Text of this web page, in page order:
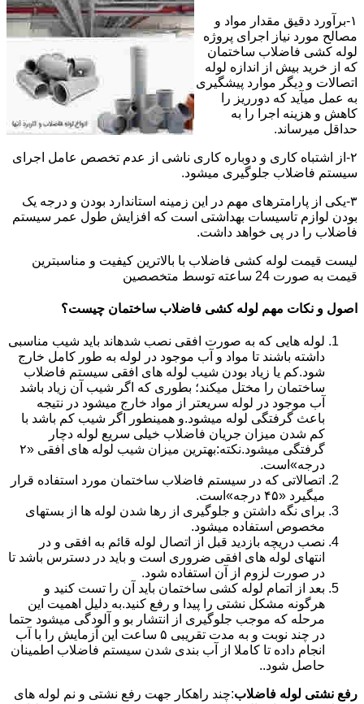
۱-برآورد دقیق مقدار مواد و
مصالح مورد نیاز اجرای پروژه
لوله کشی فاضلاب ساختمان
که از خرید بیش از اندازه لوله
اتصالات و دیگر موارد پیشگیری
به عمل میآید که دورریز را
کاهش و هزینه اجرا را به
حداقل میرساند.
۲-از اشتباه کاری و دوباره کاری ناشی از عدم تخصص عامل اجرای
سیستم فاضلاب جلوگیری میشود.
۳-یکی از پارامترهای مهم در این زمینه استاندارد بودن و درجه یک
بودن لوازم تاسیسات بهداشتی است که افزایش طول عمر سیستم
فاضلاب را در پی خواهد داشت.
لیست قیمت لوله کشی فاضلاب با بالاترین کیفیت و مناسبترین
قیمت به صورت 24 ساعته توسط متخصصین
اصول و نکات مهم لوله کشی فاضلاب ساختمان چیست؟
لوله هایی که به صورت افقی نصب شدهاند باید شیب مناسبی
داشته باشند تا مواد و آب موجود در لوله به طور کامل خارج
شود.کم یا زیاد بودن شیب لوله های افقی سیستم فاضلاب
ساختمان را مختل میکند؛ بطوری که اگر شیب آن زیاد باشد
آب موجود در لوله سریعتر از مواد خارج میشود در نتیجه
باعث گرفتگی لوله میشود.و همینطور اگر شیب کم باشد با
کم شدن میزان جریان فاضلاب خیلی سریع لوله دچار
گرفتگی میشود.نکته:بهترین میزان شیب لوله های افقی «۲
درجه»است.
اتصالاتی که در سیستم فاضلاب ساختمان مورد استفاده قرار
میگیرد «۴۵ درجه»است.
برای نگه داشتن و جلوگیری از رها شدن لوله ها از بستهای
مخصوص استفاده میشود.
نصب دریچه بازدید قبل از اتصال لوله قائم به افقی و در
انتهای لوله های افقی ضروری است و باید در دسترس باشد تا
در صورت لزوم از آن استفاده شود.
بعد از اتمام لوله کشی ساختمان باید آن را تست کنید و
هرگونه مشکل نشتی را پیدا و رفع کنید.به دلیل اهمیت این
مرحله که موجب جلوگیری از انتشار بو و آلودگی میشود حتما
در چند نوبت و به مدت تقریبی ۵ ساعت این آزمایش را با آب
انجام داده تا کاملا از آب بندی شدن سیستم فاضلاب اطمینان
حاصل شود..
رفع نشتی لوله فاضلاب:چند راهکار جهت رفع نشتی و نم لوله های